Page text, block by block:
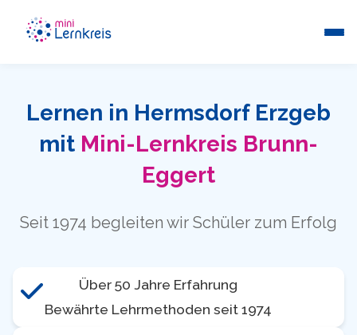
Lernen in Hermsdorf Erzgeb
mit Mini-Lernkreis Brunn-
Eggert
Seit 1974 begleiten wir Schüler zum Erfolg
Über 50 Jahre Erfahrung
Bewährte Lehrmethoden seit 1974